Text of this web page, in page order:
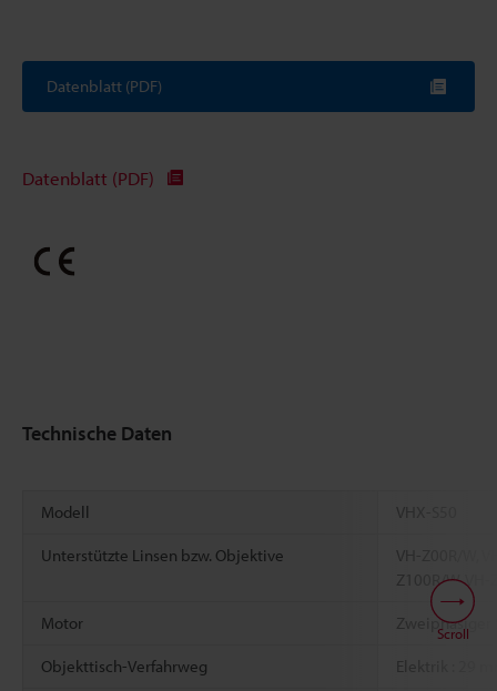
Datenblatt (PDF)
Datenblatt (PDF)
Technische Daten
Modell VHX-S50
Unterstützte Linsen bzw. Objektive
VH-Z00R/W,
Z100R/W,
Motor
Objekttisch-Verfahrweg Elektrik : 29
Scroll